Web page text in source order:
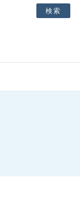
検索